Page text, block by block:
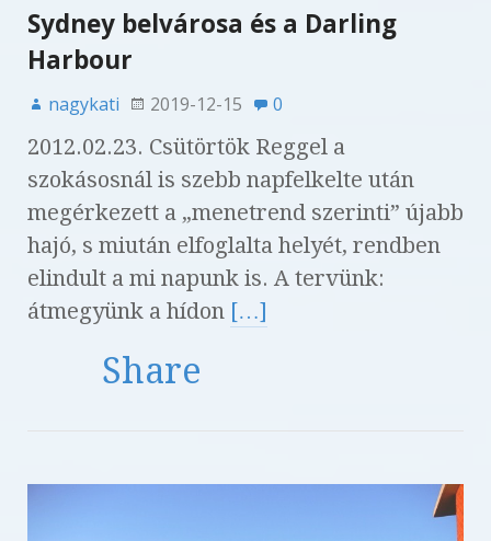
Sydney belvárosa és a Darling
Harbour
nagykati 2019-12-15 0
2012.02.23. Csütörtök Reggel a
szokásosnál is szebb napfelkelte után
megérkezett a „menetrend szerinti” újabb
hajó, s miután elfoglalta helyét, rendben
elindult a mi napunk is. A tervünk:
átmegyünk a hídon […]
Share